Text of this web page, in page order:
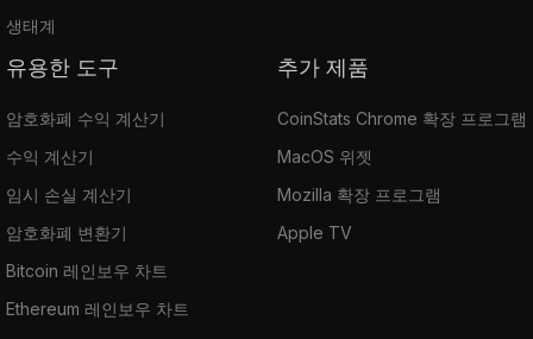
생태계
유용한 도구
암호화폐 수익 계산기
수익 계산기
임시 손실 계산기
암호화폐 변환기
Bitcoin 레인보우 차트
Ethereum 레인보우 차트
추가 제품
CoinStats Chrome 확장 프로그램
MacOS 위젯
Mozilla 확장 프로그램
Apple TV